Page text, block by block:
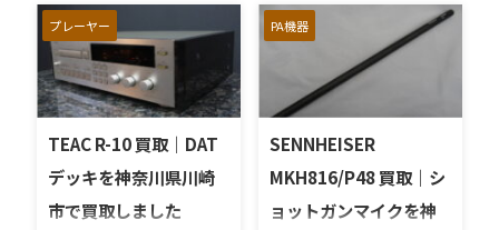
プレーヤー
TEAC R-10 買取｜DAT
デッキを神奈川県川崎
市で買取しました
PA機器
SENNHEISER
MKH816/P48 買取｜シ
ョットガンマイクを神